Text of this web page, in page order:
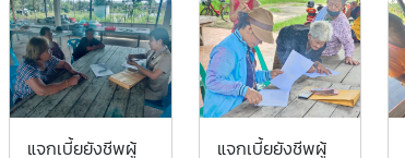
แจกเบี้ยยังชีพผู้
แจกเบี้ยยังชีพผู้